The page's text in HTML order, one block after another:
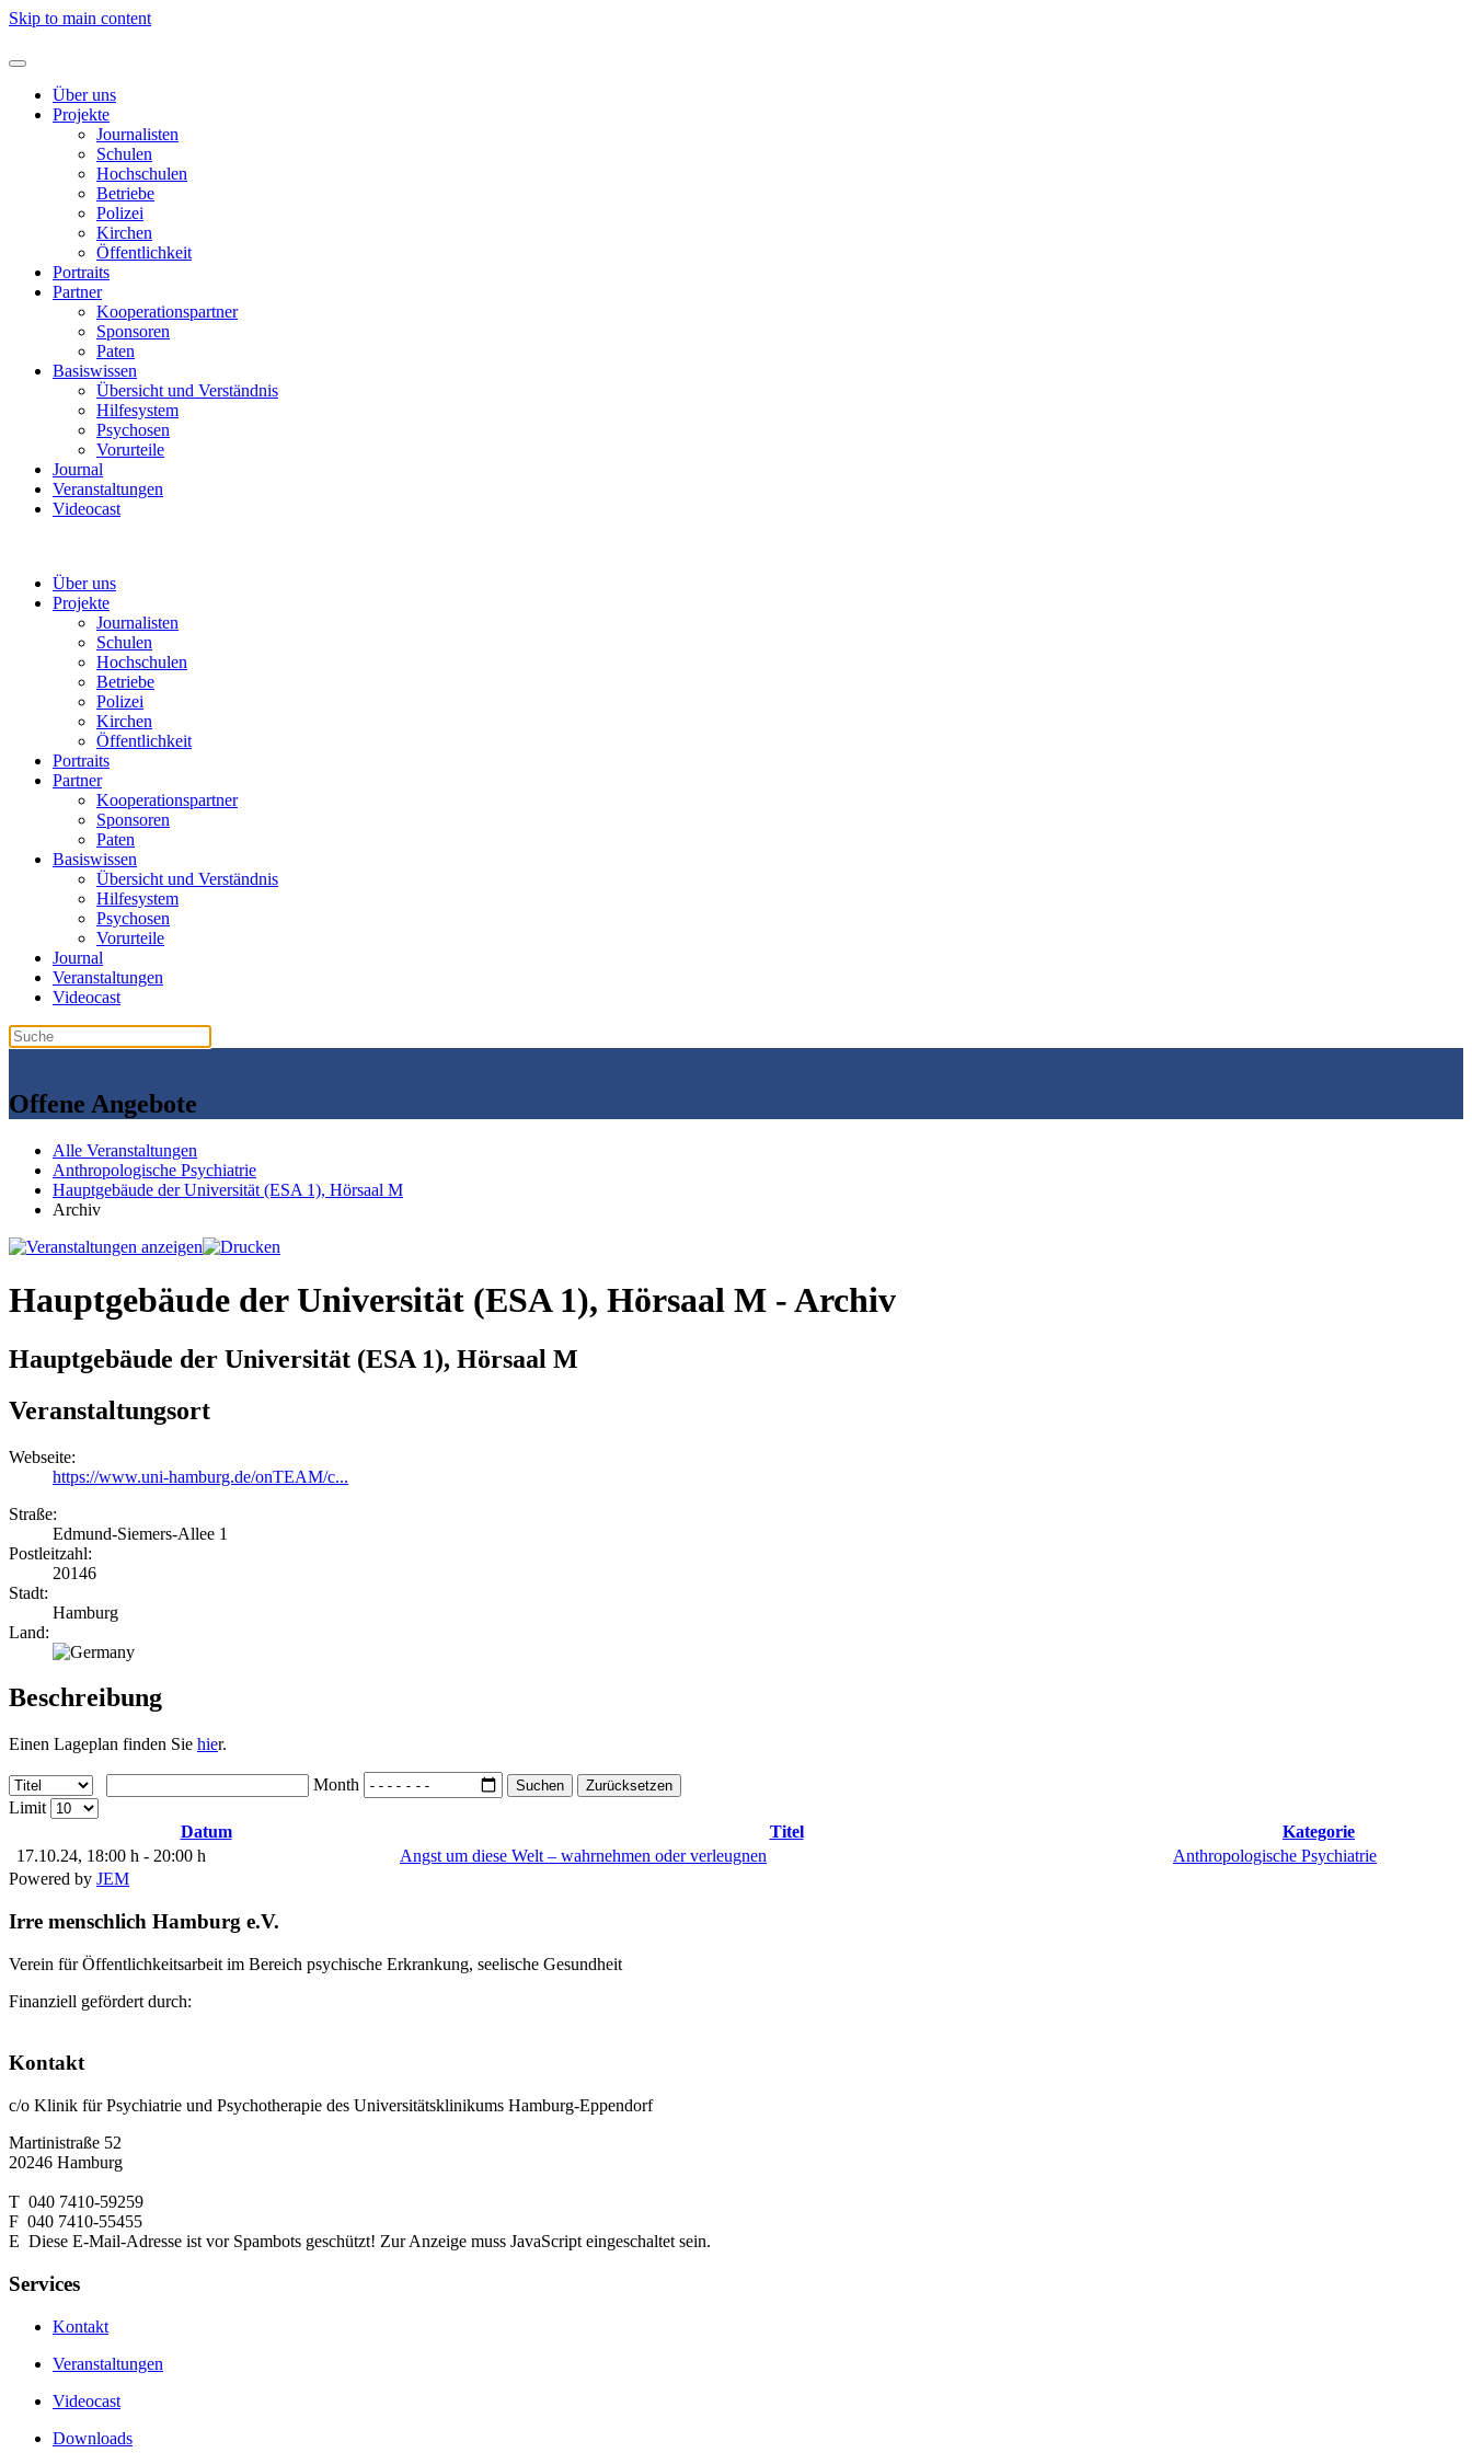
Skip to main content
Über uns
Projekte
Journalisten
Schulen
Hochschulen
Betriebe
Polizei
Kirchen
Öffentlichkeit
Portraits
Partner
Kooperationspartner
Sponsoren
Paten
Basiswissen
Übersicht und Verständnis
Hilfesystem
Psychosen
Vorurteile
Journal
Veranstaltungen
Videocast
Über uns
Projekte
Journalisten
Schulen
Hochschulen
Betriebe
Polizei
Kirchen
Öffentlichkeit
Portraits
Partner
Kooperationspartner
Sponsoren
Paten
Basiswissen
Übersicht und Verständnis
Hilfesystem
Psychosen
Vorurteile
Journal
Veranstaltungen
Videocast
Offene Angebote
Alle Veranstaltungen
Anthropologische Psychiatrie
Hauptgebäude der Universität (ESA 1), Hörsaal M
Archiv
Hauptgebäude der Universität (ESA 1), Hörsaal M - Archiv
Hauptgebäude der Universität (ESA 1), Hörsaal M
Veranstaltungsort
Webseite:
https://www.uni-hamburg.de/onTEAM/c...
Straße:
Edmund-Siemers-Allee 1
Postleitzahl:
20146
Stadt:
Hamburg
Land:
Beschreibung
Einen Lageplan finden Sie hier.
Month Suchen Zurücksetzen
Limit
Datum
Titel
Kategorie
17.10.24, 18:00 h - 20:00 h Angst um diese Welt – wahrnehmen oder verleugnen
Anthropologische Psychiatrie
Powered by JEM
Irre menschlich Hamburg e.V.
Verein für Öffentlichkeitsarbeit im Bereich psychische Erkrankung, seelische Gesundheit
Finanziell gefördert durch:
Kontakt
c/o Klinik für Psychiatrie und Psychotherapie des Universitätsklinikums Hamburg-Eppendorf
Martinistraße 52
20246 Hamburg
T 040 7410-59259
F 040 7410-55455
E Diese E-Mail-Adresse ist vor Spambots geschützt! Zur Anzeige muss JavaScript eingeschaltet sein.
Services
Kontakt
Veranstaltungen
Videocast
Downloads